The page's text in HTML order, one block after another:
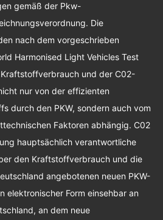
gemäß der Pkw-
Die
nach dem vorgeschrieben
Harmonised Light Vehicles Test
und der C02-
nur von der effizienten
durch den PKW, sondern auch vom
Faktoren abhängig. C02
hauptsächlich verantwortliche
den Kraftstoffverbrauch und die
angebotenen neuen PKW-
elektronischer Form einsehbar an
an dem neue